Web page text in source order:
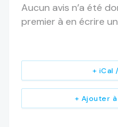
Aucun avis n’a été
premier à en écrire
+ Ajouter
+ iCal